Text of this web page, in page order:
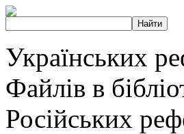
Українських
Файлів в
Російських